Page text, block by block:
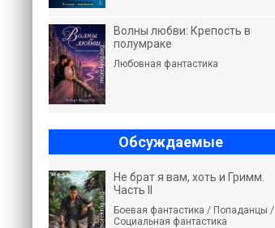
Волны любви: Крепость в
полумраке
Любовная фантастика
Обсуждаемые
Не брат я вам, хоть и Гримм.
Часть II
Боевая фантастика / Попаданцы /
Социальная фантастика